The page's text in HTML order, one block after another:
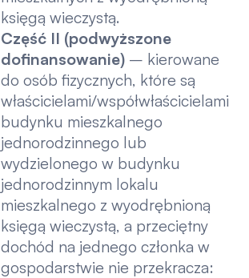
księgą wieczystą.
Część II (podwyższone
dofinansowanie)– kierowane
do osób fizycznych, które są
właścicielami/współwłaścicielami
budynku mieszkalnego
jednorodzinnego lub
wydzielonego w budynku
jednorodzinnym lokalu
mieszkalnego z wyodrębnioną
księgą wieczystą, a przeciętny
dochód na jednego członka w
gospodarstwie nie przekracza: